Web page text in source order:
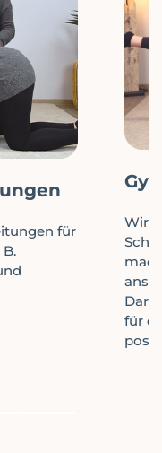
für
Wir
für